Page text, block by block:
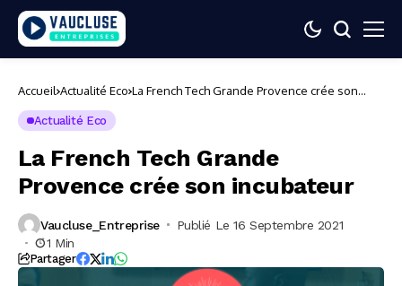
Accueil Actualité Eco La French Tech Grande Provence crée son
Actualité Eco
La French Tech Grande
Provence crée son incubateur
Vaucluse_Entreprise
Publié Le 16 Septembre 2021
1 Min
Partager